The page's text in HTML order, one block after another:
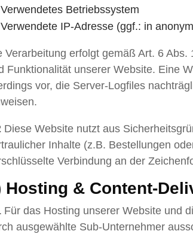
Verwendetes Betriebssystem
Verwendete IP-Adresse (ggf.: in
Verarbeitung erfolgt gemäß Art. 6
Funktionalität unserer Website. Eine
vor, die Server-Logfiles
Diese Website nutzt aus
Inhalte (z.B. Bestellungen
Verbindung an der
Hosting & Content-
Für das Hosting unserer Website und
ausgewählte Sub-Unternehmer